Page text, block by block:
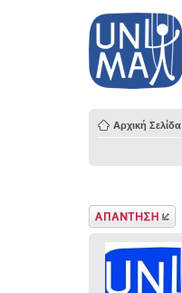
Αρχική Σελίδα
Δημιουργία
απάντησης